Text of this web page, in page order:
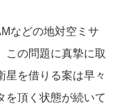
などの地対空ミサ
この問題に真摯に取
星を借りる案は早々
を頂く状態が続いて